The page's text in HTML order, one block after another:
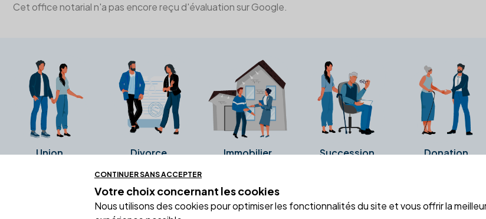
Cet office notarial n'a pas encore reçu d'évaluation sur Google.
Union Divorce Immobilier Succession Donation
Ces avis proviennent directement de la fiche Google Business de l'office notarial. Ils
CONTINUER SANS ACCEPTER
Votre choix concernant les cookies
Nous utilisons des cookies pour optimiser les fonctionnalités du site et vous offrir la